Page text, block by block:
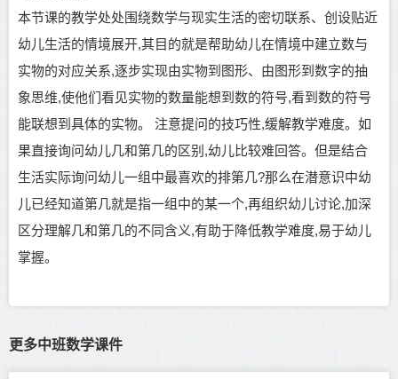
本节课的教学处处围绕数学与现实生活的密切联系、创设贴近
幼儿生活的情境展开,其目的就是帮助幼儿在情境中建立数与
实物的对应关系,逐步实现由实物到图形、由图形到数字的抽
象思维,使他们看见实物的数量能想到数的符号,看到数的符号
能联想到具体的实物。 注意提问的技巧性,缓解教学难度。如
果直接询问幼儿几和第几的区别 ,幼儿比较难回答。但是结合
生活实际询问幼儿一组中最喜欢的排第几?那么在潜意识中幼
儿已经知道第几就是指一组中的某一个,再组织幼儿讨论,加深
区分理解几和第几的不同含义,有助于降低教学难度,易于幼儿
掌握。
更多中班数学课件